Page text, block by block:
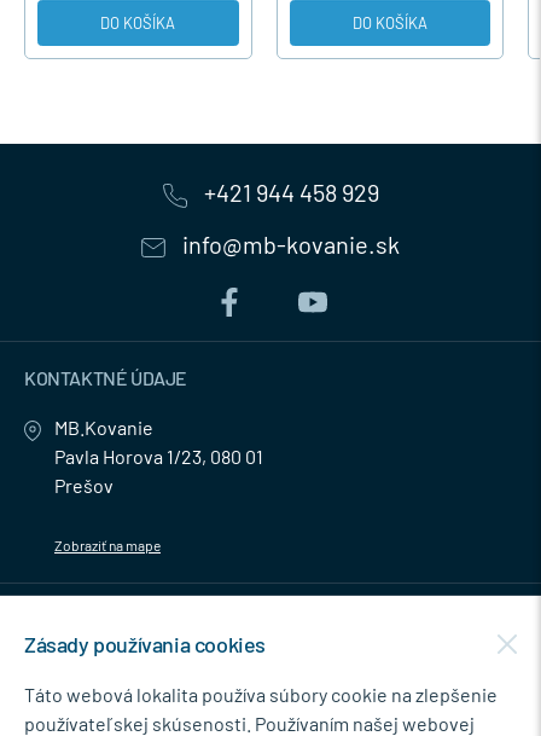
DO KOŠÍKA DO KOŠÍKA
+421 944 458 929
info@mb-kovanie.sk
KONTAKTNÉ ÚDAJE
MB.Kovanie
Pavla Horova 1/23, 080 01
Prešov
Zobraziť na mape
NEWSLETTER
Zásady používania cookies
Táto webová lokalita používa súbory cookie na zlepšenie
používateľskej skúsenosti. Používaním našej webovej